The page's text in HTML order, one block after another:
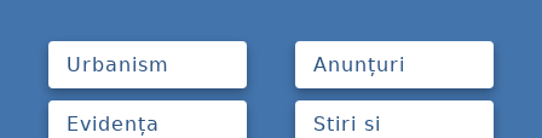
Urbanism
Evidența
Anunțuri
Stiri si